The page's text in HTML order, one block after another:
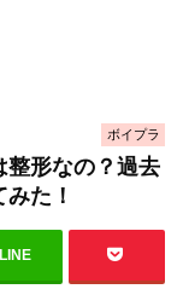
ボイプラ
整形なの？過去
た！
LINE